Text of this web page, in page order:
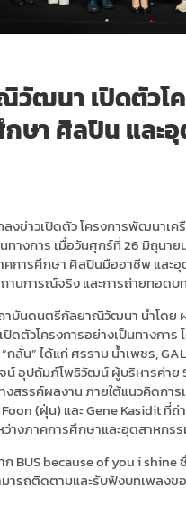
นา เปิดตัวโคร
กษา ศิลปิน แล
ข่าวเปิดตัว โครงการพัฒนาเค
นทางการ เมื่อวันศุกร์ที่ 26 มิถุน
าคการศึกษา ศิลปินมืออาชีพ แล
นการณ์จริง และการถ่ายทอดบ
าบันดนตรีกัลยาณิวัฒนา นำโด
ตัวโครงการอย่างเป็นทางกา
น” ได้แก่ ศรราม น้ำเพชร,
น์ อุปถัมภ์โพธิวัฒน์ ผู้บริหารค่า
สรรค์ผลงาน ภายใต้แนวคิดก
(ฝุ่น) และ Gene Kasidit ที่
ว่างภาคการศึกษาและอุตสาหกร
BUS because of you i
ารถติดตามและรับฟังบทเพลง